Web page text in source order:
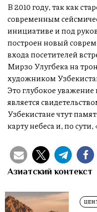
В 2010 году, так как
современным
инициативе и под
построен новый
входа посетителей
Мирзо Улугбека на
художником
Это глубокое
является
Узбекистане чтут
карту небеса и, по
Азиатский контекст